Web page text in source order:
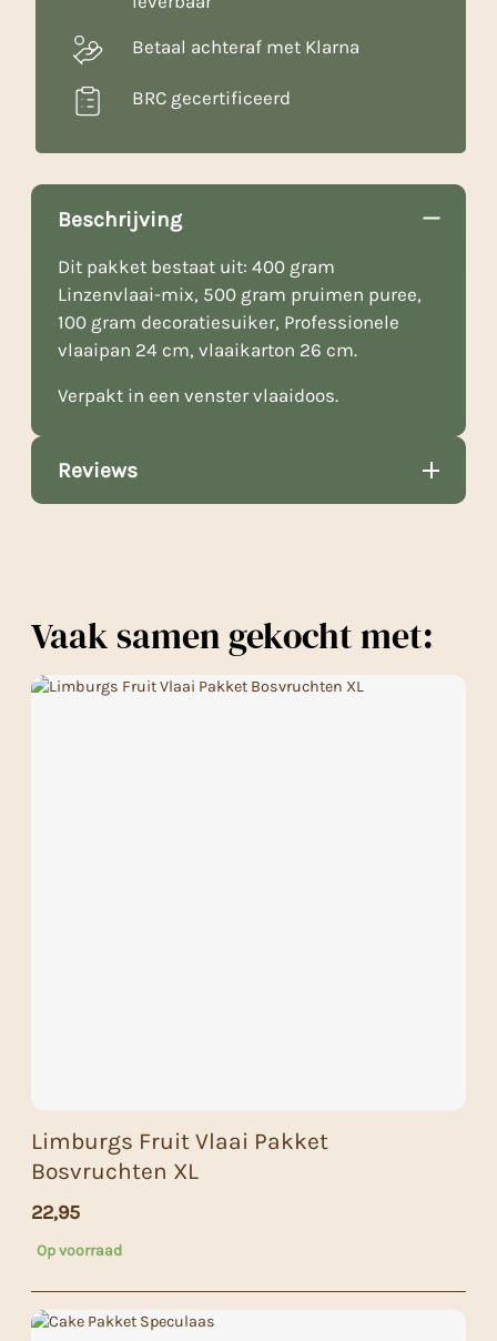
Betaal achteraf met Klarna
BRC gecertificeerd
Beschrijving
Dit pakket bestaat uit: 400 gram
Linzenvlaai-mix, 500 gram pruimen puree,
100 gram decoratiesuiker, Professionele
vlaaipan 24 cm, vlaaikarton 26 cm.
Verpakt in een venster vlaaidoos.
Reviews
Vaak samen gekocht met:
Limburgs Fruit Vlaai Pakket
Bosvruchten XL
22,95
Op voorraad